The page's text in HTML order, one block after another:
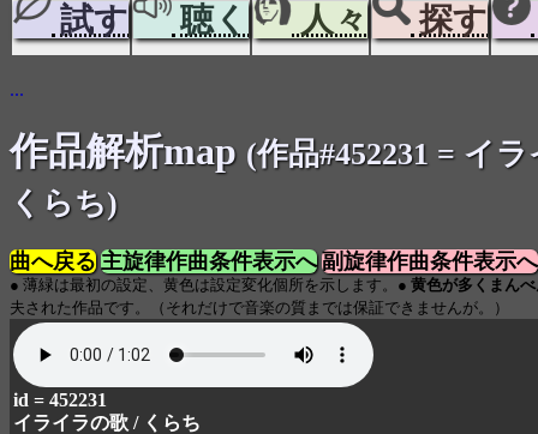
試す 聴く 人々 探す
...
作品解析map (作品#452231 = イ
くらち)
曲へ戻る 主旋律作曲条件表示へ 副旋律作曲条件表示へ
● 薄緑は最初の設定、黄色は設定変化個所を示します。● 黄色が多くまん
夫された作品です。（それだけで音楽の質までは保証できませんが。）
id = 452231
イライラの歌 / くらち